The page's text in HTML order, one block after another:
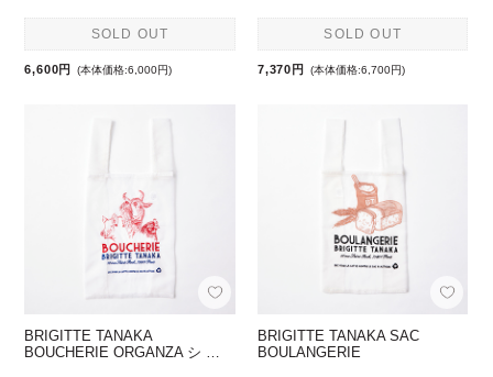
SOLD OUT
6,600円 (本体価格:6,000円)
SOLD OUT
7,370円 (本体価格:6,700円)
BRIGITTE TANAKA
BOUCHERIE ORGANZA シ …
BRIGITTE TANAKA SAC
BOULANGERIE